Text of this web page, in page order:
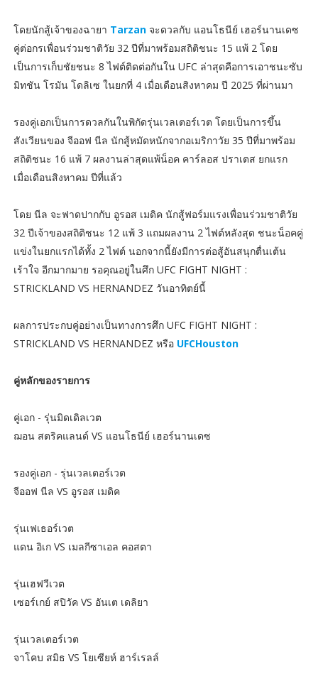
โดยนักสู้เจ้าของฉายา Tarzanจะดวลกับ แอนโธนีย์ เฮอร์นานเดซ
คู่ต่อกรเพื่อนร่วมชาติวัย 32 ปีที่มาพร้อมสถิติชนะ 15 แพ้ 2 โดย
เป็นการเก็บชัยชนะ 8 ไฟต์ติดต่อกันใน UFC ล่าสุดคือการเอาชนะซับ
มิทชัน โรมัน โดลิเซ ในยกที่ 4 เมื่อเดือนสิงหาคม ปี 2025 ที่ผ่านมา
รองคู่เอกเป็นการดวลกันในพิกัดรุ่นเวลเตอร์เวต โดยเป็นการขึ้น
สังเวียนของ จีออฟ นีล นักสู้หมัดหนักจากอเมริกาวัย 35 ปีที่มาพร้อม
สถิติชนะ 16 แพ้ 7 ผลงานล่าสุดแพ้น็อค คาร์ลอส ปราเตส ยกแรก
เมื่อเดือนสิงหาคม ปีที่แล้ว
โดย นีล จะฟาดปากกับ อูรอส เมดิค นักสู้ฟอร์มแรงเพื่อนร่วมชาติวัย
32 ปีเจ้าของสถิติชนะ 12 แพ้ 3 แถมผลงาน 2 ไฟต์หลังสุด ชนะน็อคคู่
แข่งในยกแรกได้ทั้ง 2 ไฟต์ นอกจากนี้ยังมีการต่อสู้อันสนุกตื่นเต้น
เร้าใจ อีกมากมาย รอคุณอยู่ในศึก UFC FIGHT NIGHT :
STRICKLAND VS HERNANDEZ วันอาทิตย์นี้
ผลการประกบคู่อย่างเป็นทางการศึก UFC FIGHT NIGHT :
STRICKLAND VS HERNANDEZ หรือ UFCHouston
คู่หลักของรายการ
คู่เอก - รุ่นมิดเดิลเวต
ฌอน สตริคแลนด์ VS แอนโธนีย์ เฮอร์นานเดซ
รองคู่เอก - รุ่นเวลเตอร์เวต
จีออฟ นีล VS อูรอส เมดิค
รุ่นเฟเธอร์เวต
แดน อิเก VS เมลกีซาเอล คอสตา
รุ่นเฮฟวีเวต
เซอร์เกย์ สปิวัค VS อันเต เดลิยา
รุ่นเวลเตอร์เวต
จาโคบ สมิธ VS โยเซียห์ ฮาร์เรลล์